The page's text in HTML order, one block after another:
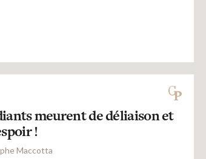
meurent de déliaison et
!
Maccotta